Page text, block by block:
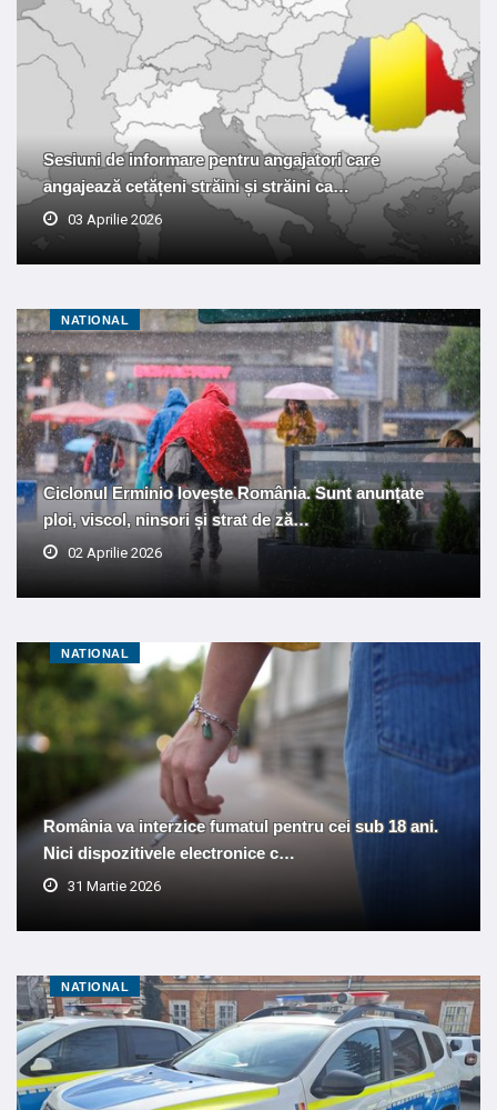
Sesiuni de informare pentru angajatori care
angajează cetățeni străini și străini ca…
03 Aprilie 2026
NATIONAL
Ciclonul Erminio lovește România. Sunt anunțate
ploi, viscol, ninsori și strat de ză…
02 Aprilie 2026
NATIONAL
România va interzice fumatul pentru cei sub 18 ani.
Nici dispozitivele electronice c…
31 Martie 2026
NATIONAL